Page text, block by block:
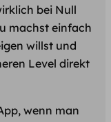
bei Null
machst einfach
willst und
Level direkt
wenn man